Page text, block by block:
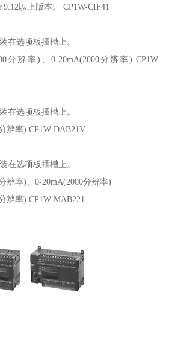
以上版本。 CP1W-CIF41
在选项板插槽上。
分辨率)、0-20mA(2000分辨率) CP1W-
在选项板插槽上。
辨率) CP1W-DAB21V
在选项板插槽上。
辨率)、0-20mA(2000分辨率)
辨率) CP1W-MAB221